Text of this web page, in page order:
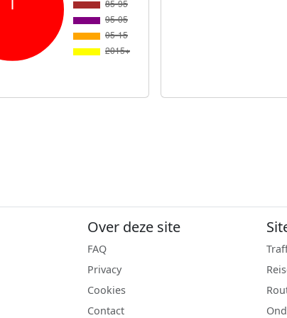
Over deze site
FAQ
Privacy
Cookies
Contact